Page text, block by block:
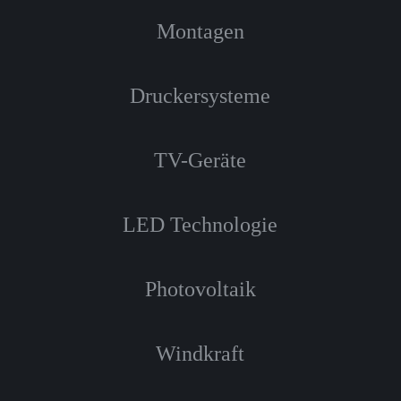
Montagen
Druckersysteme
TV-Geräte
LED Technologie
Photovoltaik
Windkraft